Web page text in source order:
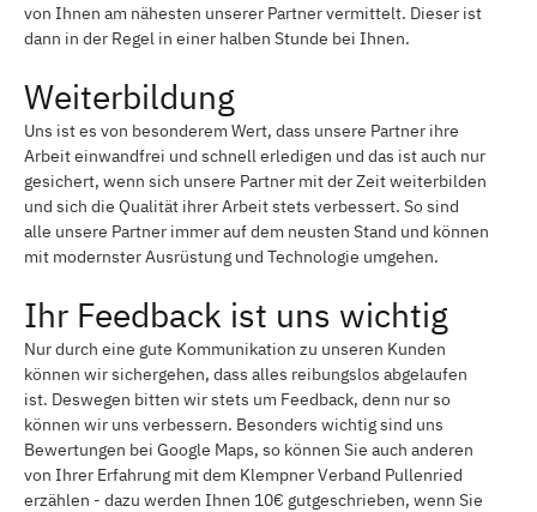
von Ihnen am nähesten unserer Partner vermittelt. Dieser ist
dann in der Regel in einer halben Stunde bei Ihnen.
Weiterbildung
Uns ist es von besonderem Wert, dass unsere Partner ihre
Arbeit einwandfrei und schnell erledigen und das ist auch nur
gesichert, wenn sich unsere Partner mit der Zeit weiterbilden
und sich die Qualität ihrer Arbeit stets verbessert. So sind
alle unsere Partner immer auf dem neusten Stand und können
mit modernster Ausrüstung und Technologie umgehen.
Ihr Feedback ist uns wichtig
Nur durch eine gute Kommunikation zu unseren Kunden
können wir sichergehen, dass alles reibungslos abgelaufen
ist. Deswegen bitten wir stets um Feedback, denn nur so
können wir uns verbessern. Besonders wichtig sind uns
Bewertungen bei Google Maps, so können Sie auch anderen
von Ihrer Erfahrung mit dem Klempner Verband Pullenried
erzählen - dazu werden Ihnen 10€ gutgeschrieben, wenn Sie